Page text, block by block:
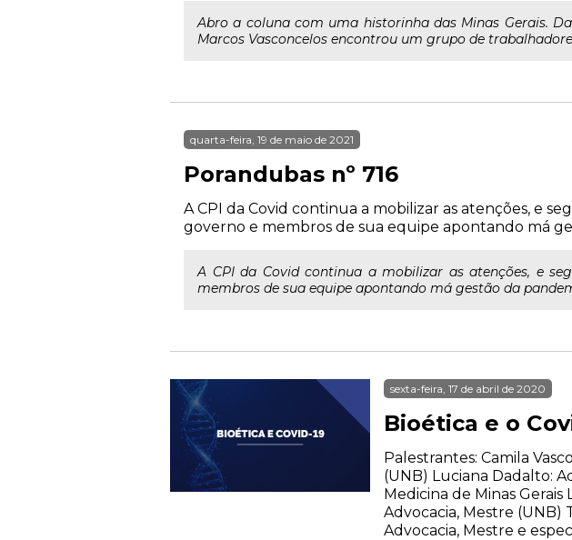
Abro a coluna com uma historinha das Minas Gerais.
Marcos Vasconcelos encontrou um grupo de
quarta-feira, 19 de maio de 2021
Porandubas nº 716
A CPI da Covid continua a mobilizar as atenções, e
governo e membros de sua equipe apontando má
A CPI da Covid continua a mobilizar as atenções, e
membros de sua equipe apontando má gestão da
sexta-feira, 17 de abril de 2020
Bioética e o
Palestrantes: Camila
(UNB) Luciana Dadalto:
Medicina de Minas
Advocacia, Mestre (UNB)
Advocacia, Mestre e